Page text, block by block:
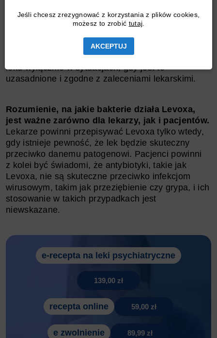
Jeśli chcesz zrezygnować z korzystania z plików cookies,
możesz to zrobić tutaj
AKCEPTUJ
bakterii.Niektóre szczepy bakterii mogą być
naturalnie odporne na działanie tego antybiotyku,
może przyczyniać się do wzrostu oporności
bakteryjnej. Dlatego kluczowe jest stosowanie tego
leku wyłącznie w sytuacjach, gdy jest to
uzasadnione i zgodne z zaleceniami lekarskimi.
Rozumienie, na jakie bakterie działa Levoxa,
jest ważne zarówno dla lekarzy, jak i pacjentów.
Lekarze powinni przepisywać Levoxa tylko wtedy,
gdy istnieje pewność, że lek będzie skuteczny
przeciwko danemu patogenowi. Pacjenci powinni
z kolei być świadomi, że antybiotyki, takie jak
Levoxa, nie są skuteczne przeciwko infekcjom
wirusowym, takim jak przeziębienie czy grypa, i ich
stosowanie w takich przypadkach jest
niewskazane.
e-recepta na leki psychiatryczne
139,00 zł
recepta online 59,00 zł
e zwolnienie 89,99 zł